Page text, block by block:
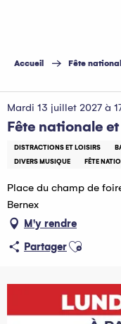
principal
Accueil Fête
Mardi 13 juillet 2027 à
Fête nationale
DISTRACTIONS ET LOISIRS
DIVERS MUSIQUE
FÊTE
Place du champ de
Bernex
M'y rendre
PartagerAjouter